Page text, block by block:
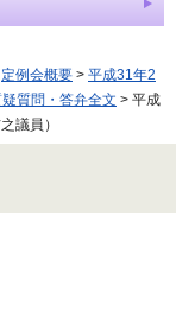
定例会概要 > 平成31年2
質問・答弁全文 > 平成
議員）